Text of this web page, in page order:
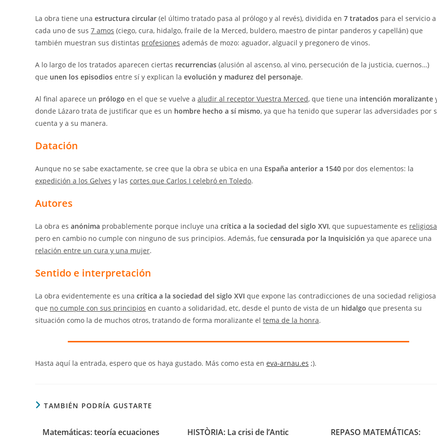
La obra tiene una estructura circular (el último tratado pasa al prólogo y al revés), dividida en 7 tratados para el servicio a
cada uno de sus 7 amos (ciego, cura, hidalgo, fraile de la Merced, buldero, maestro de pintar panderos y capellán) que
también muestran sus distintas profesiones además de mozo: aguador, alguacil y pregonero de vinos.
A lo largo de los tratados aparecen ciertas recurrencias (alusión al ascenso, al vino, persecución de la justicia, cuernos…)
que unen los episodios entre sí y explican la evolución y madurez del personaje.
Al final aparece un prólogo en el que se vuelve a aludir al receptor Vuestra Merced, que tiene una intención moralizante
donde Lázaro trata de justificar que es un hombre hecho a sí mismo, ya que ha tenido que superar las adversidades por
cuenta y a su manera.
Datación
Aunque no se sabe exactamente, se cree que la obra se ubica en una España anterior a 1540 por dos elementos: la
expedición a los Gelves y las cortes que Carlos I celebró en Toledo.
Autores
La obra es anónima probablemente porque incluye una crítica a la sociedad del siglo XVI, que supuestamente es religiosa
pero en cambio no cumple con ninguno de sus principios. Además, fue censurada por la Inquisición ya que aparece una
relación entre un cura y una mujer.
Sentido e interpretación
La obra evidentemente es una crítica a la sociedad del siglo XVI que expone las contradicciones de una sociedad religiosa
que no cumple con sus principios en cuanto a solidaridad, etc, desde el punto de vista de un hidalgo que presenta su
situación como la de muchos otros, tratando de forma moralizante el tema de la honra.
Hasta aquí la entrada, espero que os haya gustado. Más como esta en eva-arnau.es ;).
TAMBIÉN PODRÍA GUSTARTE
Matemáticas: teoría ecuaciones HISTÒRIA: La crisi de l’Antic REPASO MATEMÁTICAS: